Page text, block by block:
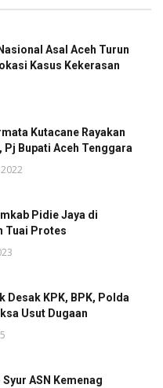
Asal Aceh Turun
Kasus Kekerasan
Kutacane Rayakan
Pj Bupati Aceh Tenggara
Pidie Jaya di
Tuai Protes
Desak KPK, BPK, Polda
Usut Dugaan
Syur ASN Kemenag